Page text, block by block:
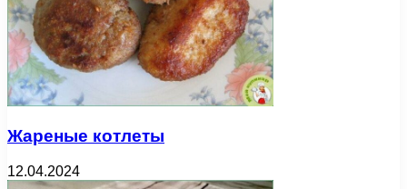
Жареные котлеты
12.04.2024